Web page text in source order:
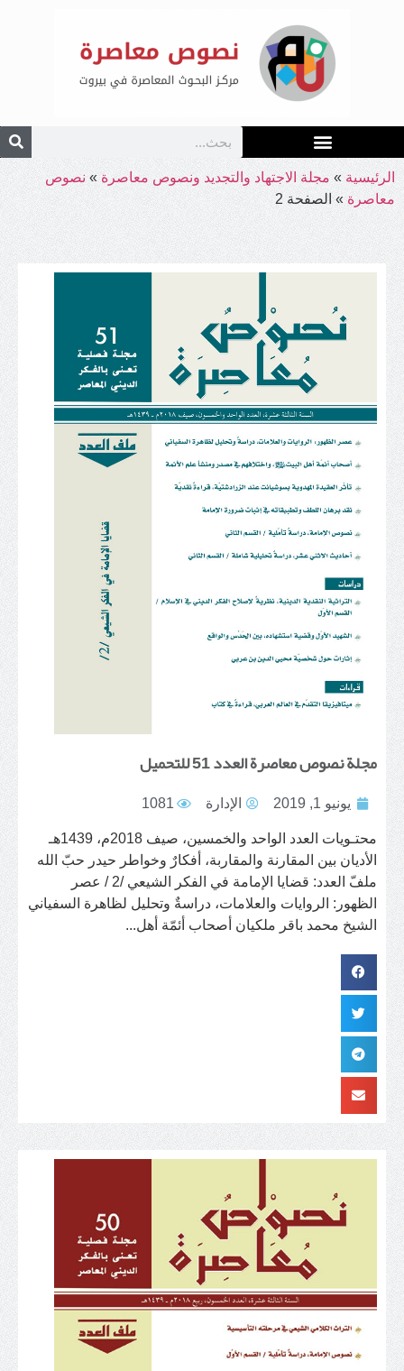
الرئيسية » مجلة الاجتهاد والتجديد ونصوص معاصرة » نصوص
معاصرة » الصفحة 2
مجلة نصوص معاصرة العدد 51 للتحميل
يونيو 1, 2019 الإدارة 1081
محتـويات العدد الواحد والخمسين، صيف 2018م، 1439هـ
الأديان بين المقارنة والمقاربة، أفكارٌ وخواطر حيدر حبّ الله
ملفّ العدد: قضايا الإمامة في الفكر الشيعي /2 / عصر
الظهور: الروايات والعلامات، دراسةٌ وتحليل لظاهرة السفياني
الشيخ محمد باقر ملكيان أصحاب أئمّة أهل...